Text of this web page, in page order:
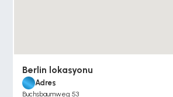
Berlin lokasyonu
Adres
Buchsbaumweg 53